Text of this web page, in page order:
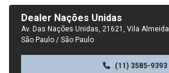
Dealer Nações Unidas
Av. Das Nações Unidas, 21621, Vila Almeida
São Paulo / São Paulo
(11) 3585-9393